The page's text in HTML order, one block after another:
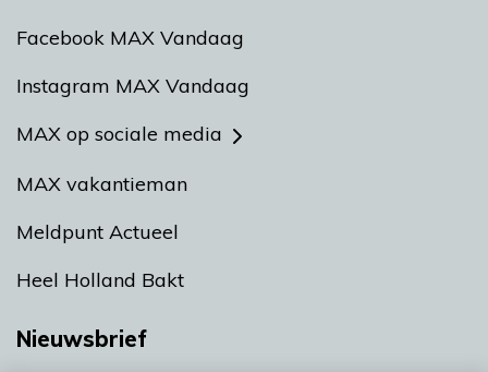
Facebook MAX Vandaag
Instagram MAX Vandaag
MAX op sociale media
MAX vakantieman
Meldpunt Actueel
Heel Holland Bakt
Nieuwsbrief